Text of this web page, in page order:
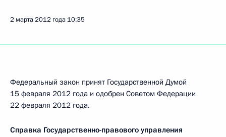
2 марта 2012 года 10:35
Федеральный закон принят Государственной Думой
15 февраля 2012 года и одобрен Советом Федерации
22 февраля 2012 года.
Справка Государственно-правового управления